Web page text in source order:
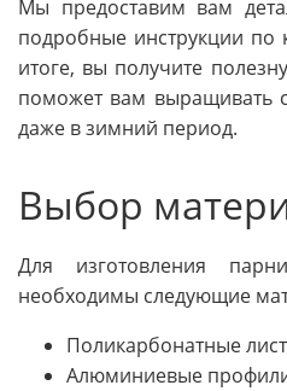
Мы предоставим вам
подробные инструкции по
итоге, вы получите
поможет вам выращивать
даже в зимний период.
Выбор
Для изготовления
необходимы следующие
Поликарбонатные
Алюминиевые профили